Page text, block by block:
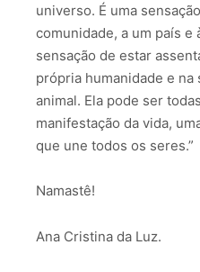
universo. É uma
comunidade, a um país e
sensação de estar
própria humanidade e
animal. Ela pode ser
manifestação da vida,
que une todos os seres.”
Namastê!
Ana Cristina da Luz.